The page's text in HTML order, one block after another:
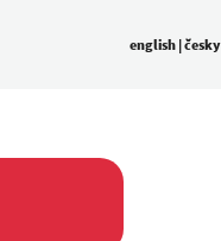
english |česky